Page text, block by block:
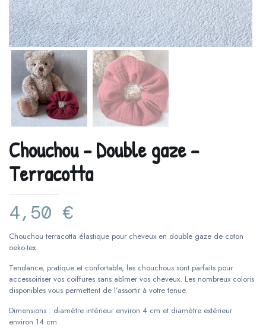
Chouchou – Double gaze –
Terracotta
4,50 €
Chouchou terracotta élastique pour cheveux en double gaze de coton
oeko-tex.
Tendance, pratique et confortable, les chouchous sont parfaits pour
accessoiriser vos coiffures sans abîmer vos cheveux. Les nombreux coloris
disponibles vous permettent de l’assortir à votre tenue.
Dimensions : diamètre intérieur environ 4 cm et diamètre extérieur
environ 14 cm